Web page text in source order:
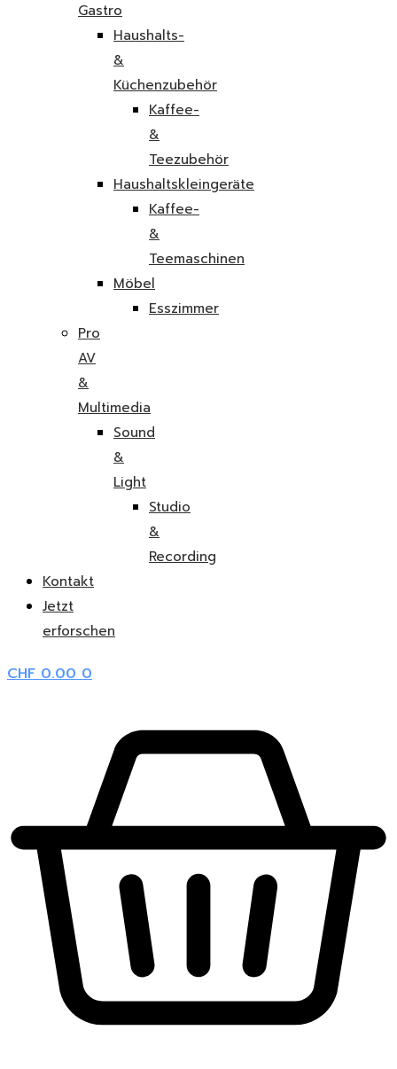
Gastro
Haushalts-
&
Küchenzubehör
Kaffee-
&
Teezubehör
Haushaltskleingeräte
Kaffee-
&
Teemaschinen
Möbel
Esszimmer
Pro
AV
&
Multimedia
Sound
&
Light
Studio
&
Recording
Kontakt
Jetzt
erforschen
CHF0.00 0